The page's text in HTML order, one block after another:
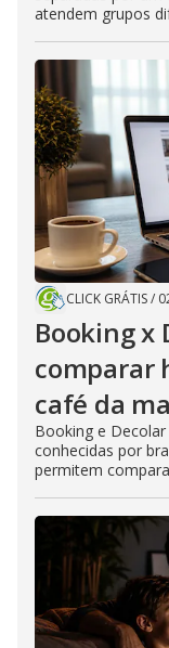
atendem grupos
CLICK GRÁTIS/
Booking x
comparar
café da
Booking e
conhecidas por
permitem